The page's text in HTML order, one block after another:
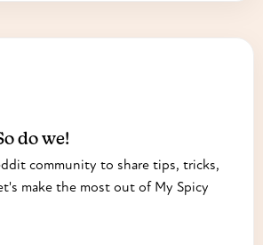
do we!
community to share tips, tricks,
make the most out of My Spicy